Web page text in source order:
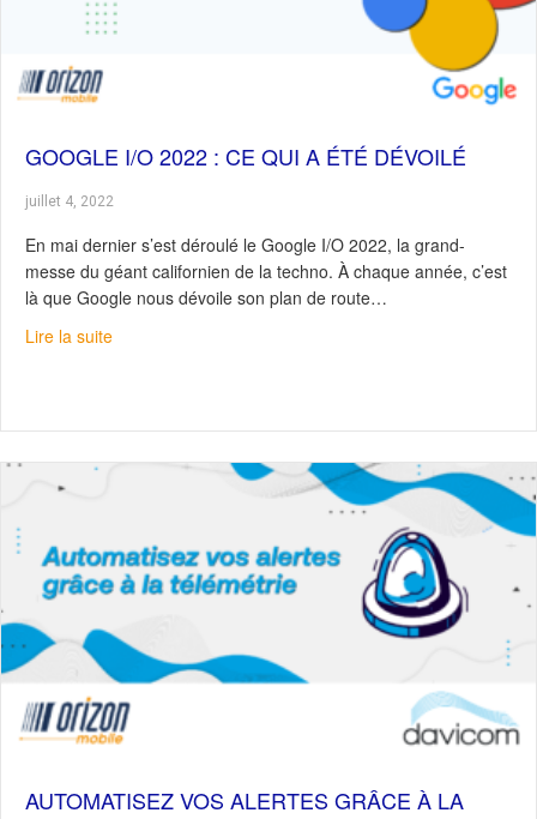
GOOGLE I/O 2022 : CE QUI A ÉTÉ DÉVOILÉ
juillet 4, 2022
En mai dernier s’est déroulé le Google I/O 2022, la grand-
messe du géant californien de la techno. À chaque année, c’est
là que Google nous dévoile son plan de route…
Lire la suiteabout Google I/O 2022 : ce qui a été dévoilé
AUTOMATISEZ VOS ALERTES GRÂCE À LA